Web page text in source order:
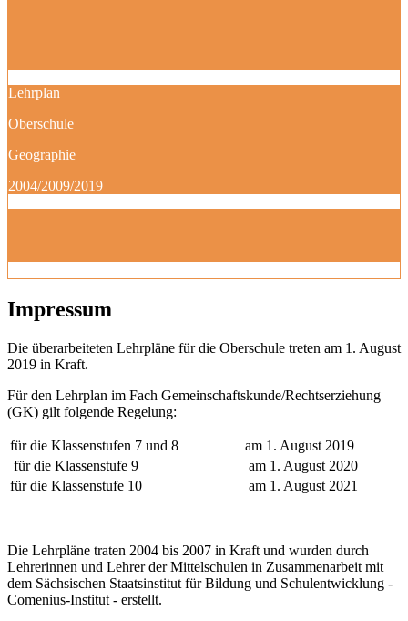
Lehrplan
Oberschule
Geographie
2004/2009/2019
Impressum
Die überarbeiteten Lehrpläne für die Oberschule treten am 1. August
2019 in Kraft.
Für den Lehrplan im Fach Gemeinschaftskunde/Rechtserziehung
(GK) gilt folgende Regelung:
für die Klassenstufen 7 und 8
am 1. August 2019
für die Klassenstufe 9
am 1. August 2020
für die Klassenstufe 10
am 1. August 2021
Die Lehrpläne traten 2004 bis 2007 in Kraft und wurden durch
Lehrerinnen und Lehrer der Mittelschulen in Zusammenarbeit mit
dem Sächsischen Staatsinstitut für Bildung und Schulentwicklung -
Comenius-Institut - erstellt.